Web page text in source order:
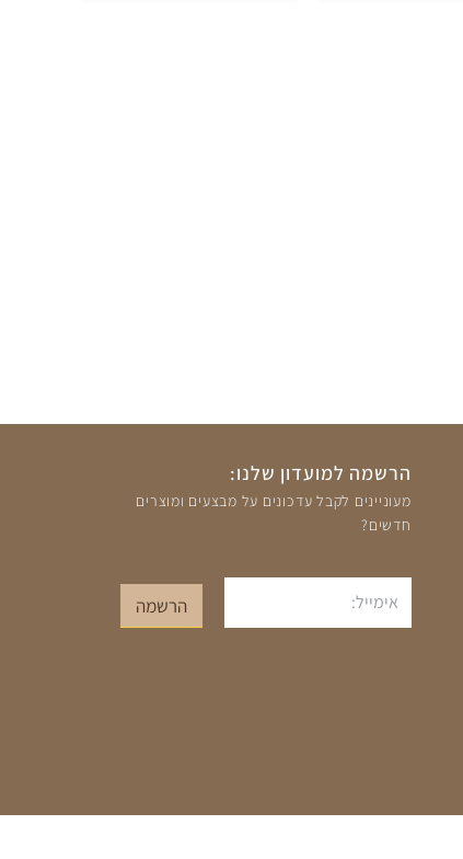
הרשמה למועדון שלנו:
מעוניינים לקבל עדכונים על מבצעים ומוצרים
חדשים?
אימייל
הרשמה